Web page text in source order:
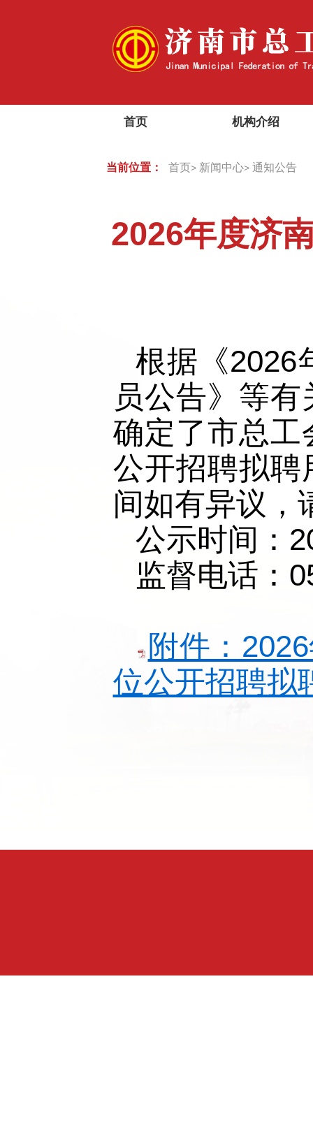
首页 机构介绍
当前位置： 首页> 新闻中心> 通知公告
2026年度济
根据《2026
员公告》等
确定了市总工
公开招聘拟聘
间如有异议，
公示时间：
监督电话：
附件：
位公开招聘拟